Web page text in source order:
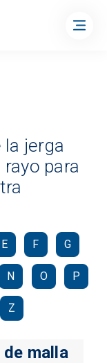
la jerga
para
E F G
N O P
Z
malla